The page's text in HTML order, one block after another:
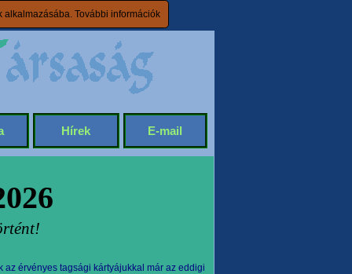
alkalmazásába. További információk
Hírek E-mail
érvényes tagsági kártyájukkal már az eddigi